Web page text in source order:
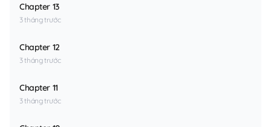
Chapter 13
3 tháng trước
Chapter 12
3 tháng trước
Chapter 11
3 tháng trước